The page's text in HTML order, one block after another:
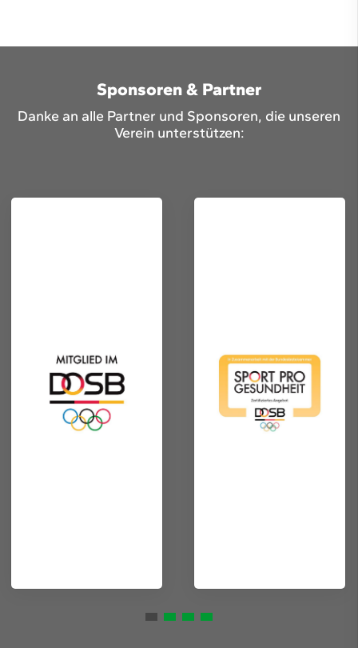
Sponsoren & Partner
Danke an alle Partner und Sponsoren, die unseren
Verein unterstützen: